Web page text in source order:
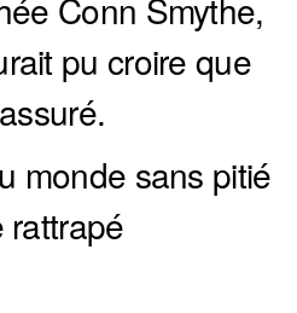
Conn Smythe,
pu croire que
monde sans pitié
rattrapé